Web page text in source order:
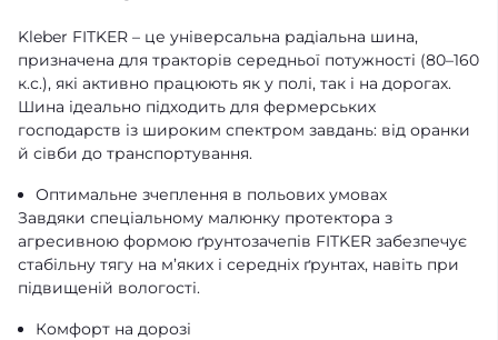
Kleber FITKER – це універсальна радіальна шина,
призначена для тракторів середньої потужності (80–160
к.с.), які активно працюють як у полі, так і на дорогах.
Шина ідеально підходить для фермерських
господарств із широким спектром завдань: від оранки
й сівби до транспортування.
Оптимальне зчеплення в польових умовах
Завдяки спеціальному малюнку протектора з
агресивною формою ґрунтозачепів FITKER забезпечує
стабільну тягу на м’яких і середніх ґрунтах, навіть при
підвищеній вологості.
Комфорт на дорозі